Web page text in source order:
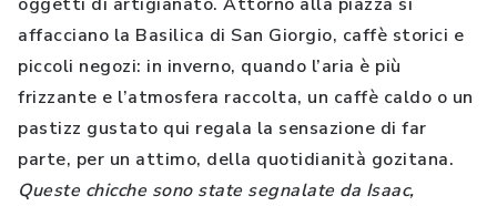
affacciano la Basilica di San Giorgio, caffè storici e
piccoli negozi: in inverno, quando l’aria è più
frizzante e l’atmosfera raccolta, un caffè caldo o un
pastizz gustato qui regala la sensazione di far
parte, per un attimo, della quotidianità gozitana.
Queste chicche sono state segnalate da Isaac,